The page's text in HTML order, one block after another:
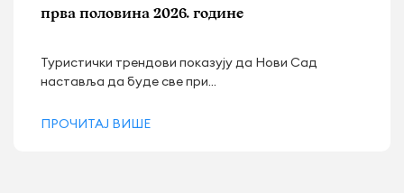
прва половина 2026. године
Туристички трендови показују да Нови Сад
наставља да буде све при...
ПРОЧИТАЈ ВИШЕ